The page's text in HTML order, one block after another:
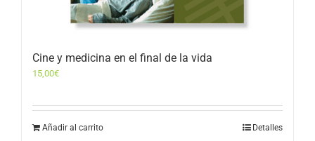
Cine y medicina en el final de la vida
15,00€
Añadir al carrito Detalles